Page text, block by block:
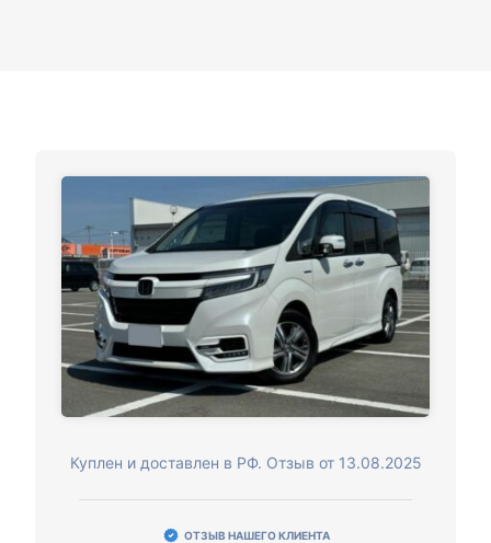
Куплен и доставлен в РФ. Отзыв от 13.08.2025
ОТЗЫВ НАШЕГО КЛИЕНТА